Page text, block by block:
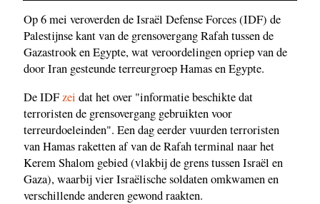
Op 6 mei veroverden de Israël Defense Forces (IDF) de
Palestijnse kant van de grensovergang Rafah tussen de
Gazastrook en Egypte, wat veroordelingen opriep van de
door Iran gesteunde terreurgroep Hamas en Egypte.
De IDFzei dat het over "informatie beschikte dat
terroristen de grensovergang gebruikten voor
terreurdoeleinden". Een dag eerder vuurden terroristen
van Hamas raketten af van de Rafah terminal naar het
Kerem Shalom gebied (vlakbij de grens tussen Israël en
Gaza), waarbij vier Israëlische soldaten omkwamen en
verschillende anderen gewond raakten.